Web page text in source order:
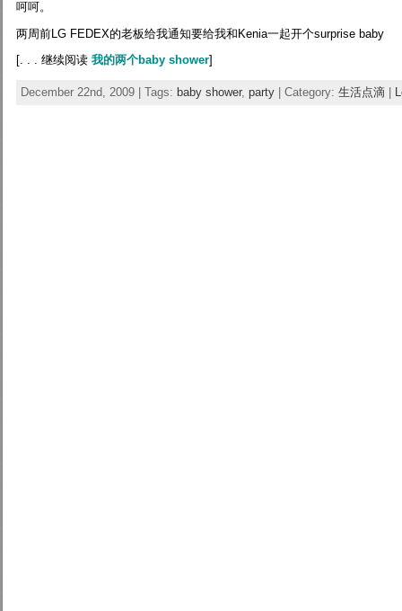
呵呵。
两周前LG FEDEX的老板给我通知要给我和Kenia一起开个surprise baby
[. . . 继续阅读 我的两个baby shower]
December 22nd, 2009 | Tags: baby shower, party| Category: 生活点滴|